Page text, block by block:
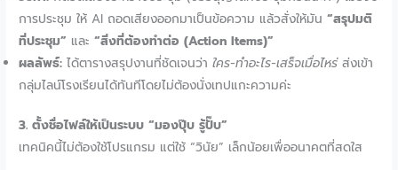
การประชุม ให้ AI ถอดเสียงออกมาเป็นข้อความ แล้วสั่งให้มัน“สรุปมติ
ที่ประชุม” และ“สิ่งที่ต้องทำต่อ (Action Items)”
ผลลัพธ์: ได้ตารางสรุปงานที่ชัดเจนว่าใคร-ทำอะไร-เสร็จเมื่อไหร่ส่งเข้า
กลุ่มไลน์โรงเรียนได้ทันทีโดยไม่ต้องนั่งเทปแกะความค่ะ
3. ตั้งชื่อไฟล์ให้เป็นระบบ “มองปุ๊บ รู้ปั๊บ”
เทคนิคนี้ไม่ต้องใช้โปรแกรม แต่ใช้ “วินัย” เล็กน้อยเพื่ออนาคตที่สดใส